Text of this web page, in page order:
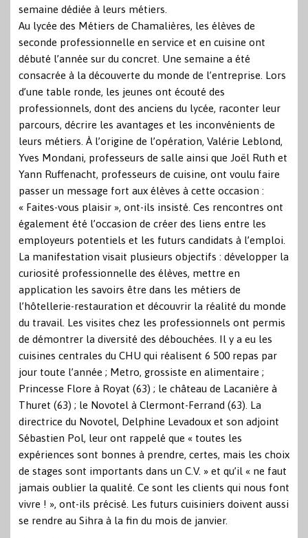
semaine dédiée à leurs métiers.
Au lycée des Métiers de Chamalières, les élèves de
seconde professionnelle en service et en cuisine ont
débuté l’année sur du concret. Une semaine a été
consacrée à la découverte du monde de l’entreprise. Lors
d’une table ronde, les jeunes ont écouté des
professionnels, dont des anciens du lycée, raconter leur
parcours, décrire les avantages et les inconvénients de
leurs métiers. À l’origine de l’opération, Valérie Leblond,
Yves Mondani, professeurs de salle ainsi que Joël Ruth et
Yann Ruffenacht, professeurs de cuisine, ont voulu faire
passer un message fort aux élèves à cette occasion :
« Faites-vous plaisir », ont-ils insisté. Ces rencontres ont
également été l’occasion de créer des liens entre les
employeurs potentiels et les futurs candidats à l’emploi.
La manifestation visait plusieurs objectifs : développer la
curiosité professionnelle des élèves, mettre en
application les savoirs être dans les métiers de
l’hôtellerie-restauration et découvrir la réalité du monde
du travail. Les visites chez les professionnels ont permis
de démontrer la diversité des débouchées. Il y a eu les
cuisines centrales du CHU qui réalisent 6 500 repas par
jour toute l’année ; Metro, grossiste en alimentaire ;
Princesse Flore à Royat (63) ; le château de Lacanière à
Thuret (63) ; le Novotel à Clermont-Ferrand (63). La
directrice du Novotel, Delphine Levadoux et son adjoint
Sébastien Pol, leur ont rappelé que « toutes les
expériences sont bonnes à prendre, certes, mais les choix
de stages sont importants dans un C.V. » et qu’il « ne faut
jamais oublier la qualité. Ce sont les clients qui nous font
vivre ! », ont-ils précisé. Les futurs cuisiniers doivent aussi
se rendre au Sihra à la fin du mois de janvier.